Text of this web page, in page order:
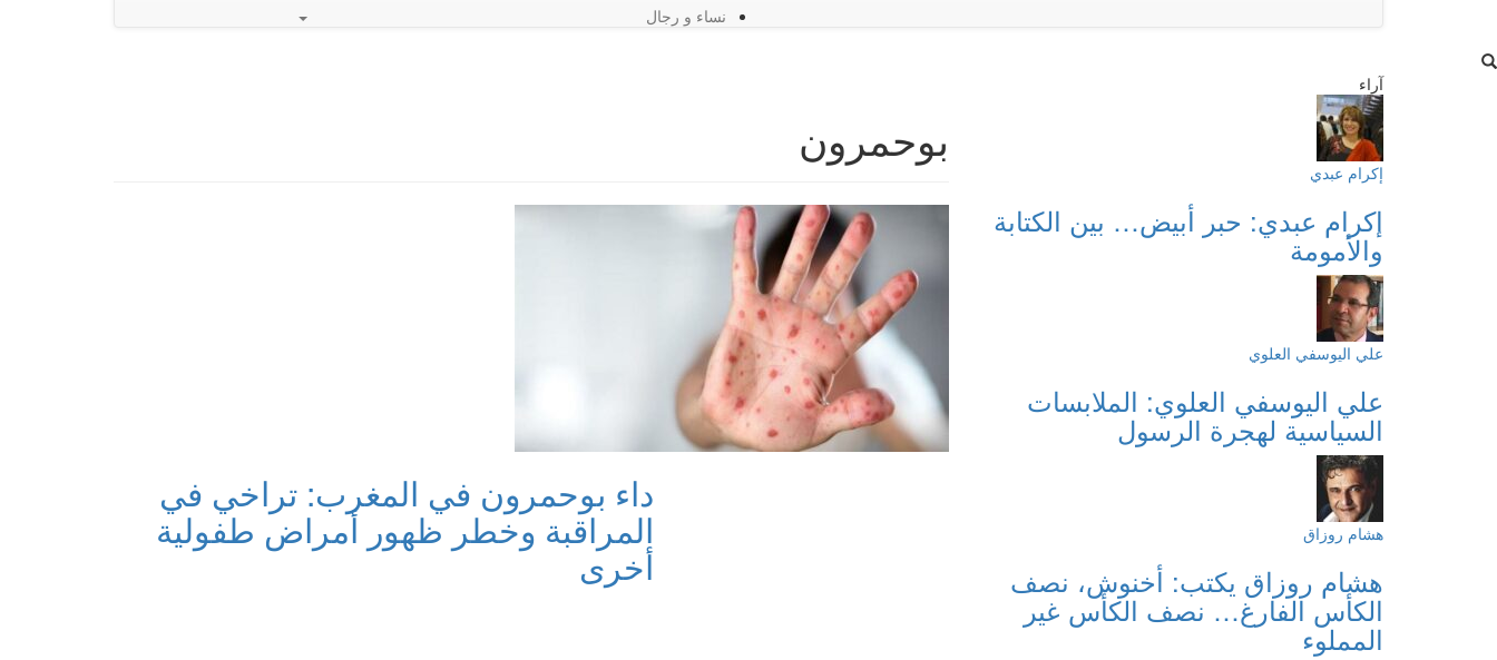
نساء و رجال
بوحمرون
داء بوحمرون في المغرب: تراخي في
المراقبة وخطر ظهور أمراض طفولية
أخرى
آراء
إكرام عبدي
إكرام عبدي: حبر أبيض… بين الكتابة
والأمومة
علي اليوسفي العلوي
علي اليوسفي العلوي: الملابسات
السياسية لهجرة الرسول
هشام روزاق
هشام روزاق يكتب: أخنوش، نصف
الكأس الفارغ… نصف الكأس غير
المملوء